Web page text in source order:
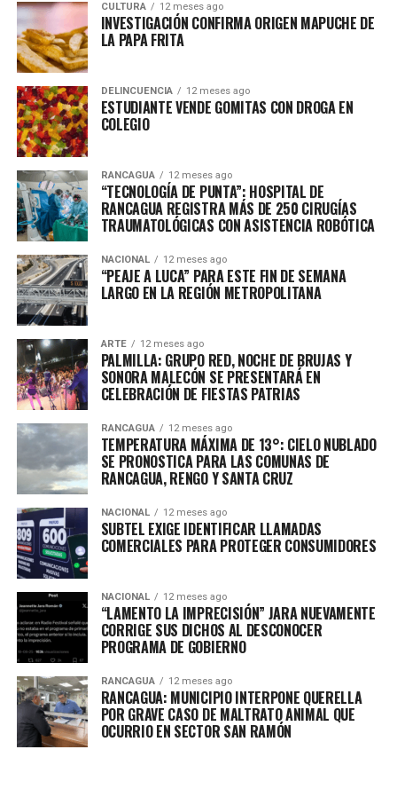
CULTURA 12 meses ago
INVESTIGACIÓN CONFIRMA ORIGEN MAPUCHE DE
LA PAPA FRITA
DELINCUENCIA 12 meses ago
ESTUDIANTE VENDE GOMITAS CON DROGA EN
COLEGIO
RANCAGUA 12 meses ago
“TECNOLOGÍA DE PUNTA”: HOSPITAL DE
RANCAGUA REGISTRA MÁS DE 250 CIRUGÍAS
TRAUMATOLÓGICAS CON ASISTENCIA ROBÓTICA
NACIONAL 12 meses ago
“PEAJE A LUCA” PARA ESTE FIN DE SEMANA
LARGO EN LA REGIÓN METROPOLITANA
ARTE 12 meses ago
PALMILLA: GRUPO RED, NOCHE DE BRUJAS Y
SONORA MALECÓN SE PRESENTARÁ EN
CELEBRACIÓN DE FIESTAS PATRIAS
RANCAGUA 12 meses ago
TEMPERATURA MÁXIMA DE 13°: CIELO NUBLADO
SE PRONOSTICA PARA LAS COMUNAS DE
RANCAGUA, RENGO Y SANTA CRUZ
NACIONAL 12 meses ago
SUBTEL EXIGE IDENTIFICAR LLAMADAS
COMERCIALES PARA PROTEGER CONSUMIDORES
NACIONAL 12 meses ago
“LAMENTO LA IMPRECISIÓN” JARA NUEVAMENTE
CORRIGE SUS DICHOS AL DESCONOCER
PROGRAMA DE GOBIERNO
RANCAGUA 12 meses ago
RANCAGUA: MUNICIPIO INTERPONE QUERELLA
POR GRAVE CASO DE MALTRATO ANIMAL QUE
OCURRIO EN SECTOR SAN RAMÓN